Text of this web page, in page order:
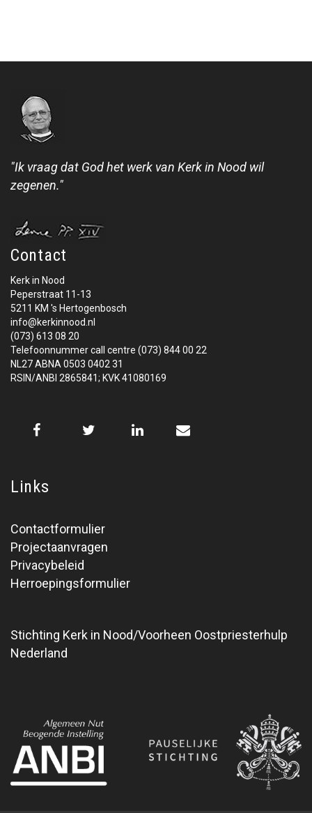
"Ik vraag dat God het werk van Kerk in Nood wil
zegenen."
Contact
Kerk in Nood
Peperstraat 11-13
5211 KM 's Hertogenbosch
info@kerkinnood.nl
(073) 613 08 20
Telefoonnummer call centre (073) 844 00 22
NL27 ABNA 0503 0402 31
RSIN/ANBI 2865841; KVK 41080169
Links
Contactformulier
Projectaanvragen
Privacybeleid
Herroepingsformulier
Stichting Kerk in Nood/Voorheen Oostpriesterhulp
Nederland